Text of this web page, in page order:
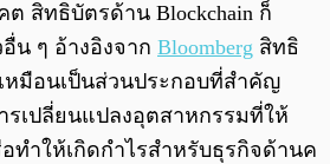
ต สิทธิบัตรด้าน Blockchain ก็
น ๆ อ้างอิงจาก Bloomberg สิทธิ
หมือนเป็นส่วนประกอบที่สำคัญ
เปลี่ยนแปลงอุตสาหกรรมที่ให้
ทำให้เกิดกำไรสำหรับธุรกิจด้านค